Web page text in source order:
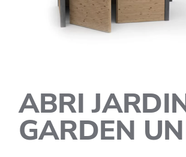
ABRI
GARDEN